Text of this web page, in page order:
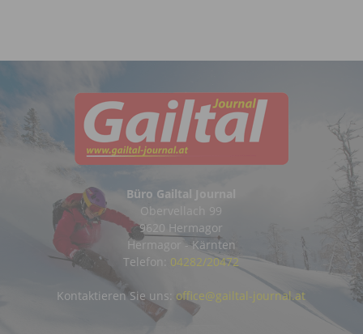
Büro Gailtal Journal
Obervellach 99
9620 Hermagor
Hermagor - Kärnten
Telefon: 04282/20472
Kontaktieren Sie uns: office@gailtal-journal.at